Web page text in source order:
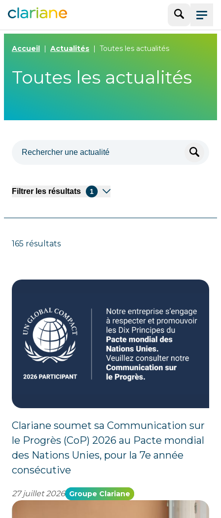
Menu
Accueil Actualités Toutes les actualités
Toutes les actualités
Filtrer les résultats 1
165 résultats
Clariane soumet sa Communication sur
le Progrès (CoP) 2026 au Pacte mondial
des Nations Unies, pour la 7e année
consécutive
27 juillet 2026 Groupe Clariane